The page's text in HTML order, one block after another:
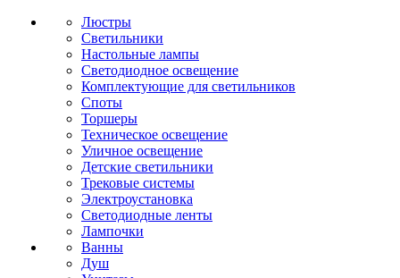
Люстры
Светильники
Настольные лампы
Светодиодное освещение
Комплектующие для светильников
Споты
Торшеры
Техническое освещение
Уличное освещение
Детские светильники
Трековые системы
Электроустановка
Светодиодные ленты
Лампочки
Ванны
Душ